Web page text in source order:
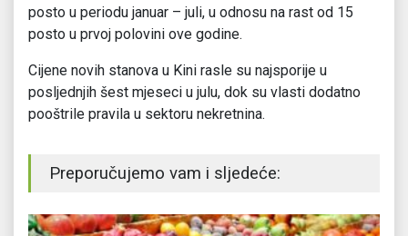
posto u periodu januar – juli, u odnosu na rast od 15
posto u prvoj polovini ove godine.
Cijene novih stanova u Kini rasle su najsporije u
posljednjih šest mjeseci u julu, dok su vlasti dodatno
pooštrile pravila u sektoru nekretnina.
Preporučujemo vam i sljedeće: